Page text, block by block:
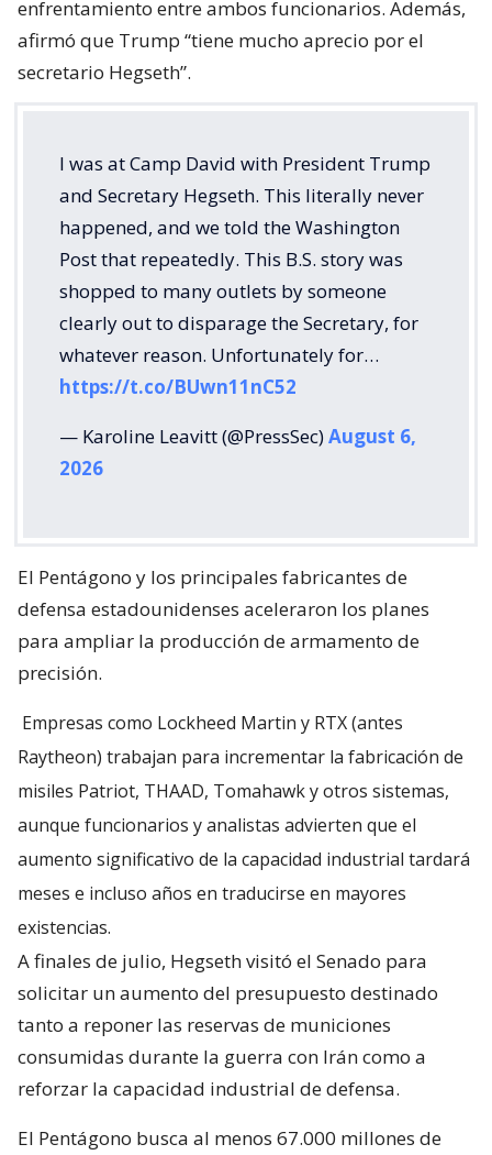
enfrentamiento entre ambos funcionarios. Además,
afirmó que Trump “tiene mucho aprecio por el
secretario Hegseth”.
I was at Camp David with President Trump
and Secretary Hegseth. This literally never
happened, and we told the Washington
Post that repeatedly. This B.S. story was
shopped to many outlets by someone
clearly out to disparage the Secretary, for
whatever reason. Unfortunately for…
https://t.co/BUwn11nC52
— Karoline Leavitt (@PressSec)August 6,
2026
El Pentágono y los principales fabricantes de
defensa estadounidenses aceleraron los planes
para ampliar la producción de armamento de
precisión.
Empresas como Lockheed Martin y RTX (antes
Raytheon) trabajan para incrementar la fabricación de
misiles Patriot, THAAD, Tomahawk y otros sistemas,
aunque funcionarios y analistas advierten que el
aumento significativo de la capacidad industrial tardará
meses e incluso años en traducirse en mayores
existencias.
A finales de julio, Hegseth visitó el Senado para
solicitar un aumento del presupuesto destinado
tanto a reponer las reservas de municiones
consumidas durante la guerra con Irán como a
reforzar la capacidad industrial de defensa.
El Pentágono busca al menos 67.000 millones de